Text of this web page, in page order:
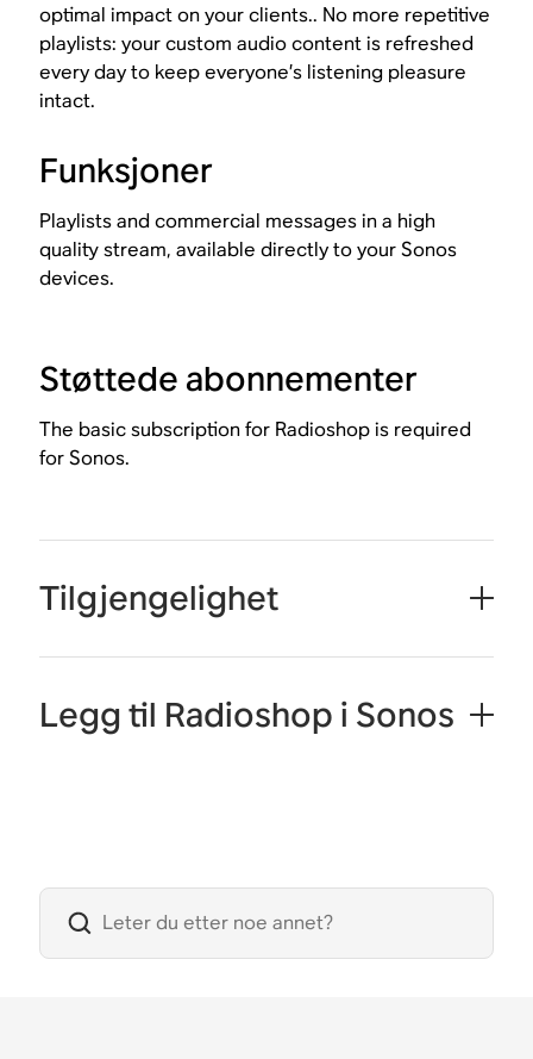
optimal impact on your clients.. No more repetitive
playlists: your custom audio content is refreshed
every day to keep everyone’s listening pleasure
intact.
Funksjoner
Playlists and commercial messages in a high
quality stream, available directly to your Sonos
devices.
Støttede abonnementer
The basic subscription for Radioshop is required
for Sonos.
Tilgjengelighet
Legg til Radioshop i Sonos